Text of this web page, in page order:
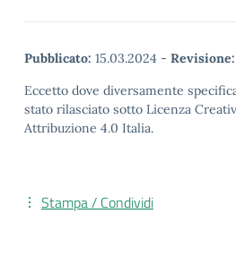
Pubblicato: 15.03.2024 - Revisione:
Eccetto dove diversamente
stato rilasciato sotto Licenza
Attribuzione 4.0 Italia.
Stampa / Condividi